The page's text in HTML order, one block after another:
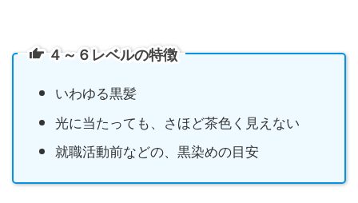
４～６レベルの特徴
いわゆる黒髪
光に当たっても、さほど茶色く見えない
就職活動前などの、黒染めの目安